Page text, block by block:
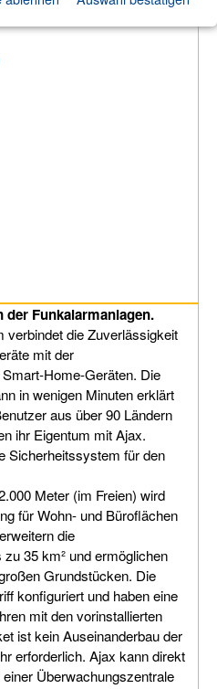
der Funkalarmanlagen.
die Zuverlässigkeit
mit der
Home-Geräten. Die
in wenigen Minuten erklärt
aus über 90 Ländern
ihr Eigentum mit Ajax.
Sicherheitssystem für den
Meter (im Freien) wird
für Wohn- und Büroflächen
die
35 km² und ermöglichen
Grundstücken. Die
konfiguriert und haben eine
mit den vorinstallierten
ist kein Auseinanderbau der
erforderlich. Ajax kann direkt
Überwachungszentrale